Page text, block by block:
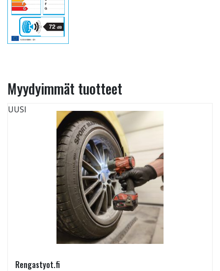
Myydyimmät tuotteet
UUSI
Rengastyot.fi